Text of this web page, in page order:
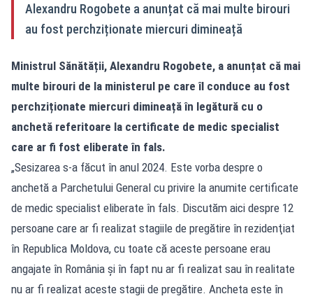
Alexandru Rogobete a anunțat că mai multe birouri
au fost perchziționate miercuri dimineață
Ministrul Sănătății, Alexandru Rogobete, a anunțat că mai
multe birouri de la ministerul pe care îl conduce au fost
perchziționate miercuri dimineață în legătură cu o
anchetă referitoare la certificate de medic specialist
care ar fi fost eliberate în fals.
„Sesizarea s-a făcut în anul 2024. Este vorba despre o
anchetă a Parchetului General cu privire la anumite certificate
de medic specialist eliberate în fals. Discutăm aici despre 12
persoane care ar fi realizat stagiile de pregătire în rezidenţiat
în Republica Moldova, cu toate că aceste persoane erau
angajate în România şi în fapt nu ar fi realizat sau în realitate
nu ar fi realizat aceste stagii de pregătire. Ancheta este în